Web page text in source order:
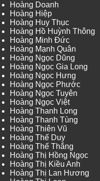
Hoàng Doanh
Hoàng Hiệp
Hoàng Huy Thục
Hoàng Hồ Huỳnh Thông
Hoàng Minh Đức
Hoàng Mạnh Quân
Hoàng Ngọc Dũng
Hoàng Ngọc Gia Long
Hoàng Ngọc Hưng
Hoàng Ngọc Phước
Hoàng Ngọc Tuyên
Hoàng Ngọc Việt
Hoàng Thanh Long
Hoàng Thanh Tùng
Hoàng Thiên Vũ
Hoàng Thế Duy
Hoàng Thế Thắng
Hoàng Thị Hồng Ngọc
Hoàng Thị Kiều Anh
Hoàng Thị Lan Hương